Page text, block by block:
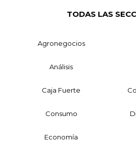
TODAS LAS
Agronegocios
Análisis
Caja Fuerte
Consumo
Economía